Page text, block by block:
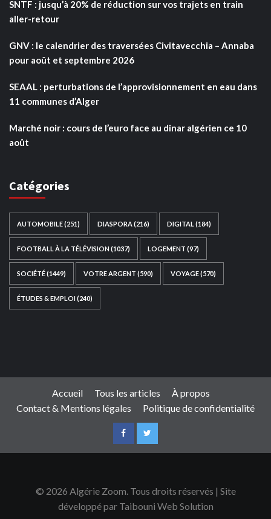
SNTF : jusqu’à 20% de réduction sur vos trajets en train
aller-retour
GNV : le calendrier des traversées Civitavecchia – Annaba
pour août et septembre 2026
SEAAL : perturbations de l’approvisionnement en eau dans
11 communes d’Alger
Marché noir : cours de l’euro face au dinar algérien ce 10
août
Catégories
AUTOMOBILE(251) DIASPORA (216) DIGITAL (184)
FOOTBALL À LA TÉLÉVISION(1037) LOGEMENT (97)
SOCIÉTÉ(1449) VOTRE ARGENT (590) VOYAGE(570)
ÉTUDES & EMPLOI(240)
Accueil Tous les articles
À propos
Contact & Mentions légales
Politique de confidentialité
© 2026 Algérie Zoom. Tous droits réservés | Site
développé par Taibouni Web Solution